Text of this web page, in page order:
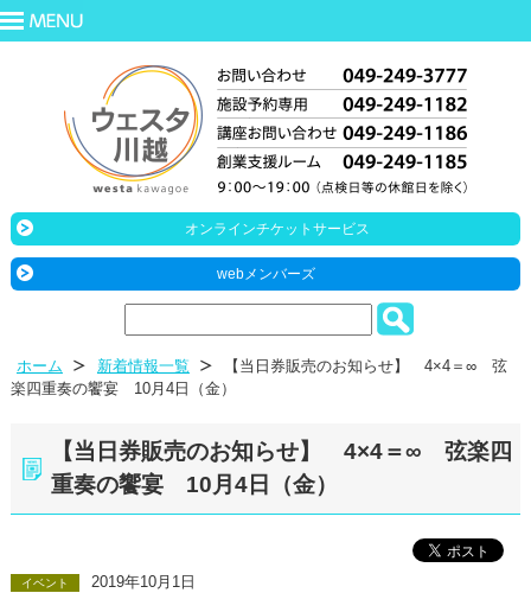
オンラインチケットサービス
webメンバーズ
ホーム 新着情報一覧
【当日券販売のお知らせ】 4×4＝∞ 弦
楽四重奏の饗宴 10月4日（金）
【当日券販売のお知らせ】 4×4＝∞ 弦楽四
重奏の饗宴 10月4日（金）
イベント 2019年10月1日